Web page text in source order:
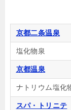
～自由きまま
和室 🍴食
京都二条温泉
塩化物泉
京都温泉
ナトリウム塩化
スパ・トリニテ